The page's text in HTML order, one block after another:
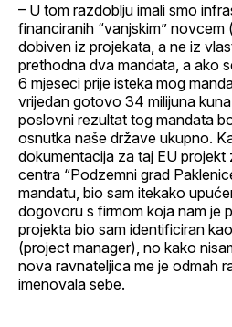
– U tom razdoblju imali smo
financiranih “vanjskim” novcem
dobiven iz projekata, a ne iz
prethodna dva mandata, a ako
6 mjeseci prije isteka mog
vrijedan gotovo 34 milijuna
poslovni rezultat tog mandata
osnutka naše države ukupno.
dokumentacija za taj EU
centra “Podzemni grad
mandatu, bio sam itekako
dogovoru s firmom koja nam je
projekta bio sam identificiran
(project manager), no kako
nova ravnateljica me je odmah
imenovala sebe.